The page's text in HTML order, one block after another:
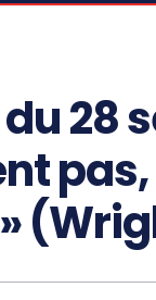
28
pas,